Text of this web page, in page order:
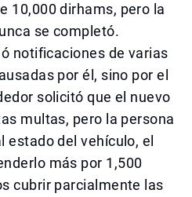
10,000 dirhams, pero la
se completó.
notificaciones de varias
por él, sino por el
solicitó que el nuevo
multas, pero la persona
estado del vehículo, el
más por 1,500
cubrir parcialmente las